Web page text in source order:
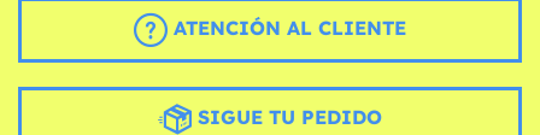
ATENCIÓN AL CLIENTE
SIGUE TU PEDIDO